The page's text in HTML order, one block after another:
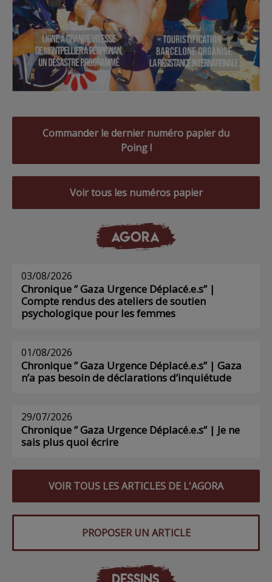
Commander le dernier numéro papier du
Poing !
Voir tous les numéros papier
AGORA
03/08/2026
Chronique ” Gaza Urgence Déplacé.e.s” |
Compte rendus des ateliers de soutien
psychologique pour les femmes
01/08/2026
Chronique ” Gaza Urgence Déplacé.e.s” | Gaza
n’a pas besoin de déclarations d’inquiétude
29/07/2026
Chronique ” Gaza Urgence Déplacé.e.s” | Je ne
sais plus quoi écrire
VOIR TOUS LES ARTICLES DE L'AGORA
PROPOSER UN ARTICLE